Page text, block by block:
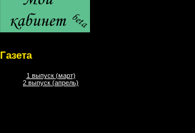
Газета
1 выпуск (март)
2 выпуск (апрель)